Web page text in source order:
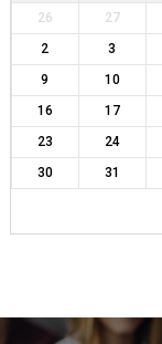
26 27
2
3
9
10
16
17
23
24
30
31